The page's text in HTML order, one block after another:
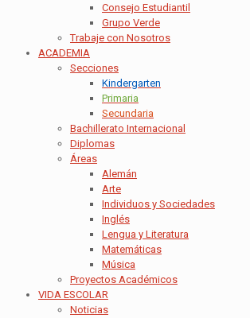
Consejo Estudiantil
Grupo Verde
Trabaje con Nosotros
ACADEMIA
Secciones
Kindergarten
Primaria
Secundaria
Bachillerato Internacional
Diplomas
Áreas
Alemán
Arte
Individuos y Sociedades
Inglés
Lengua y Literatura
Matemáticas
Música
Proyectos Académicos
VIDA ESCOLAR
Noticias